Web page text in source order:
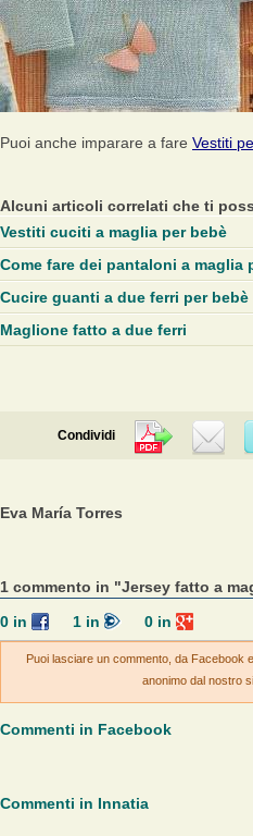
Puoi anche imparare a fare Vestiti
Alcuni articoli correlati che ti
Vestiti cuciti a maglia per bebè
Come fare dei pantaloni a maglia
Cucire guanti a due ferri per bebè
Maglione fatto a due ferri
Condividi
Eva María Torres
1 commento in "Jersey fatto a
0in 1in 0 in
Puoi lasciare un commento, da Facebook
anonimo dal nostro
Commenti in Facebook
Commenti in Innatia